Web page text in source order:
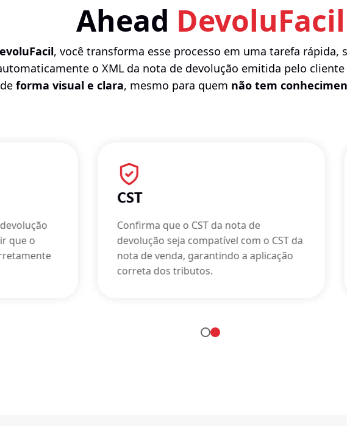
Ahead DevoluFacil
, você transforma esse processo em uma tarefa rápida,
o XML da nota de devolução emitida pelo
forma visual e clara, mesmo para quem não tem
que o
CST
Confirma que o CST da nota de
devolução seja compatível com o CST da
nota de venda, garantindo a aplicação
correta dos tributos.